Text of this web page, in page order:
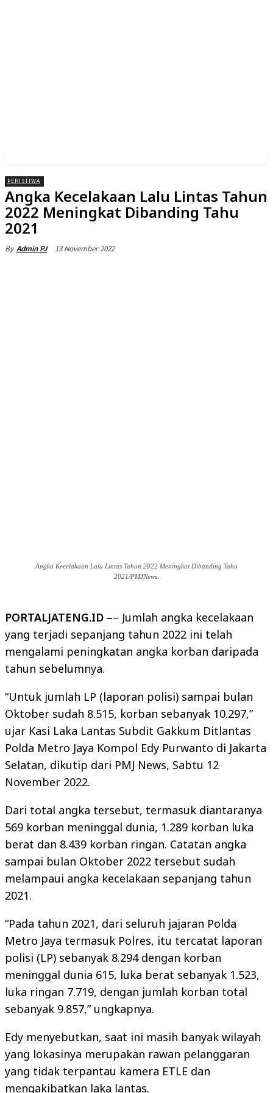
PERISTIWA
Angka Kecelakaan Lalu Lintas Tahun
2022 Meningkat Dibanding Tahu
2021
By Admin PJ 13 November 2022
Angka Kecelakaan Lalu Lintas Tahun 2022 Meningkat Dibanding Tahu
2021/PMJNews.
PORTALJATENG.ID –– Jumlah angka kecelakaan
yang terjadi sepanjang tahun 2022 ini telah
mengalami peningkatan angka korban daripada
tahun sebelumnya.
“Untuk jumlah LP (laporan polisi) sampai bulan
Oktober sudah 8.515, korban sebanyak 10.297,”
ujar Kasi Laka Lantas Subdit Gakkum Ditlantas
Polda Metro Jaya Kompol Edy Purwanto di Jakarta
Selatan, dikutip dari PMJ News, Sabtu 12
November 2022.
Dari total angka tersebut, termasuk diantaranya
569 korban meninggal dunia, 1.289 korban luka
berat dan 8.439 korban ringan. Catatan angka
sampai bulan Oktober 2022 tersebut sudah
melampaui angka kecelakaan sepanjang tahun
2021.
“Pada tahun 2021, dari seluruh jajaran Polda
Metro Jaya termasuk Polres, itu tercatat laporan
polisi (LP) sebanyak 8.294 dengan korban
meninggal dunia 615, luka berat sebanyak 1.523,
luka ringan 7.719, dengan jumlah korban total
sebanyak 9.857,” ungkapnya.
Edy menyebutkan, saat ini masih banyak wilayah
yang lokasinya merupakan rawan pelanggaran
yang tidak terpantau kamera ETLE dan
mengakibatkan laka lantas.